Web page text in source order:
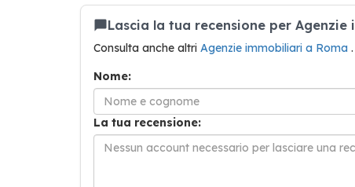
Lascia la tua recensione per
Consulta anche altri Agenzie immobiliari a Roma
Nome:
La tua recensione: